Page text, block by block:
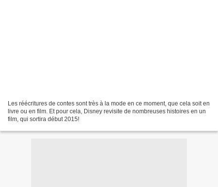
Les réécritures de contes sont très à la mode en ce moment, que cela soit en
livre ou en film. Et pour cela, Disney revisite de nombreuses histoires en un
film, qui sortira début 2015!